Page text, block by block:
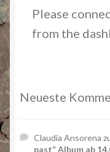
Please
from the
Neueste
Claudia Ansorena
past“ Album ab